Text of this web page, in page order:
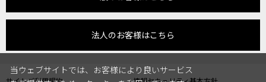
法人のお客様はこちら
当ウェブサイトでは、お客様により良いサービス